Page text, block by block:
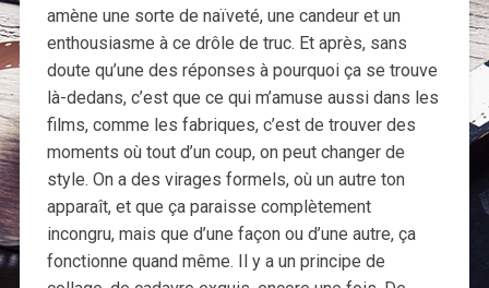
amène une sorte de naïveté, une candeur et un
enthousiasme à ce drôle de truc. Et après, sans
doute qu’une des réponses à pourquoi ça se trouve
là-dedans, c’est que ce qui m’amuse aussi dans les
films, comme les fabriques, c’est de trouver des
moments où tout d’un coup, on peut changer de
style. On a des virages formels, où un autre ton
apparaît, et que ça paraisse complètement
incongru, mais que d’une façon ou d’une autre, ça
fonctionne quand même. Il y a un principe de